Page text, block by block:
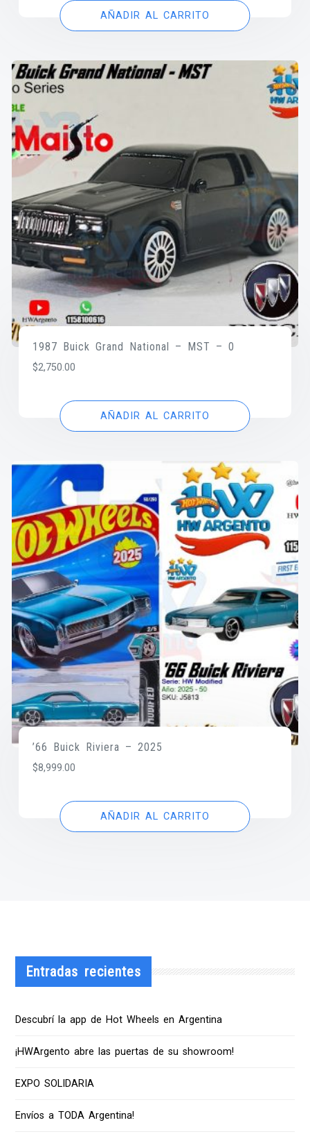
AÑADIR AL CARRITO
1987 Buick Grand National – MST – 0
$2,750.00
AÑADIR AL CARRITO
’66 Buick Riviera – 2025
$8,999.00
AÑADIR AL CARRITO
Entradas recientes
Descubrí la app de Hot Wheels en Argentina
¡HWArgento abre las puertas de su showroom!
EXPO SOLIDARIA
Envíos a TODA Argentina!